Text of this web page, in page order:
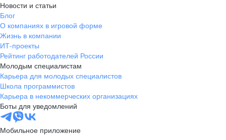
Новости и статьи
Блог
О компаниях в игровой форме
Жизнь в компании
ИТ-проекты
Рейтинг работодателей России
Молодым специалистам
Карьера для молодых специалистов
Школа программистов
Карьера в некоммерческих организациях
Боты для уведомлений
Мобильное приложение